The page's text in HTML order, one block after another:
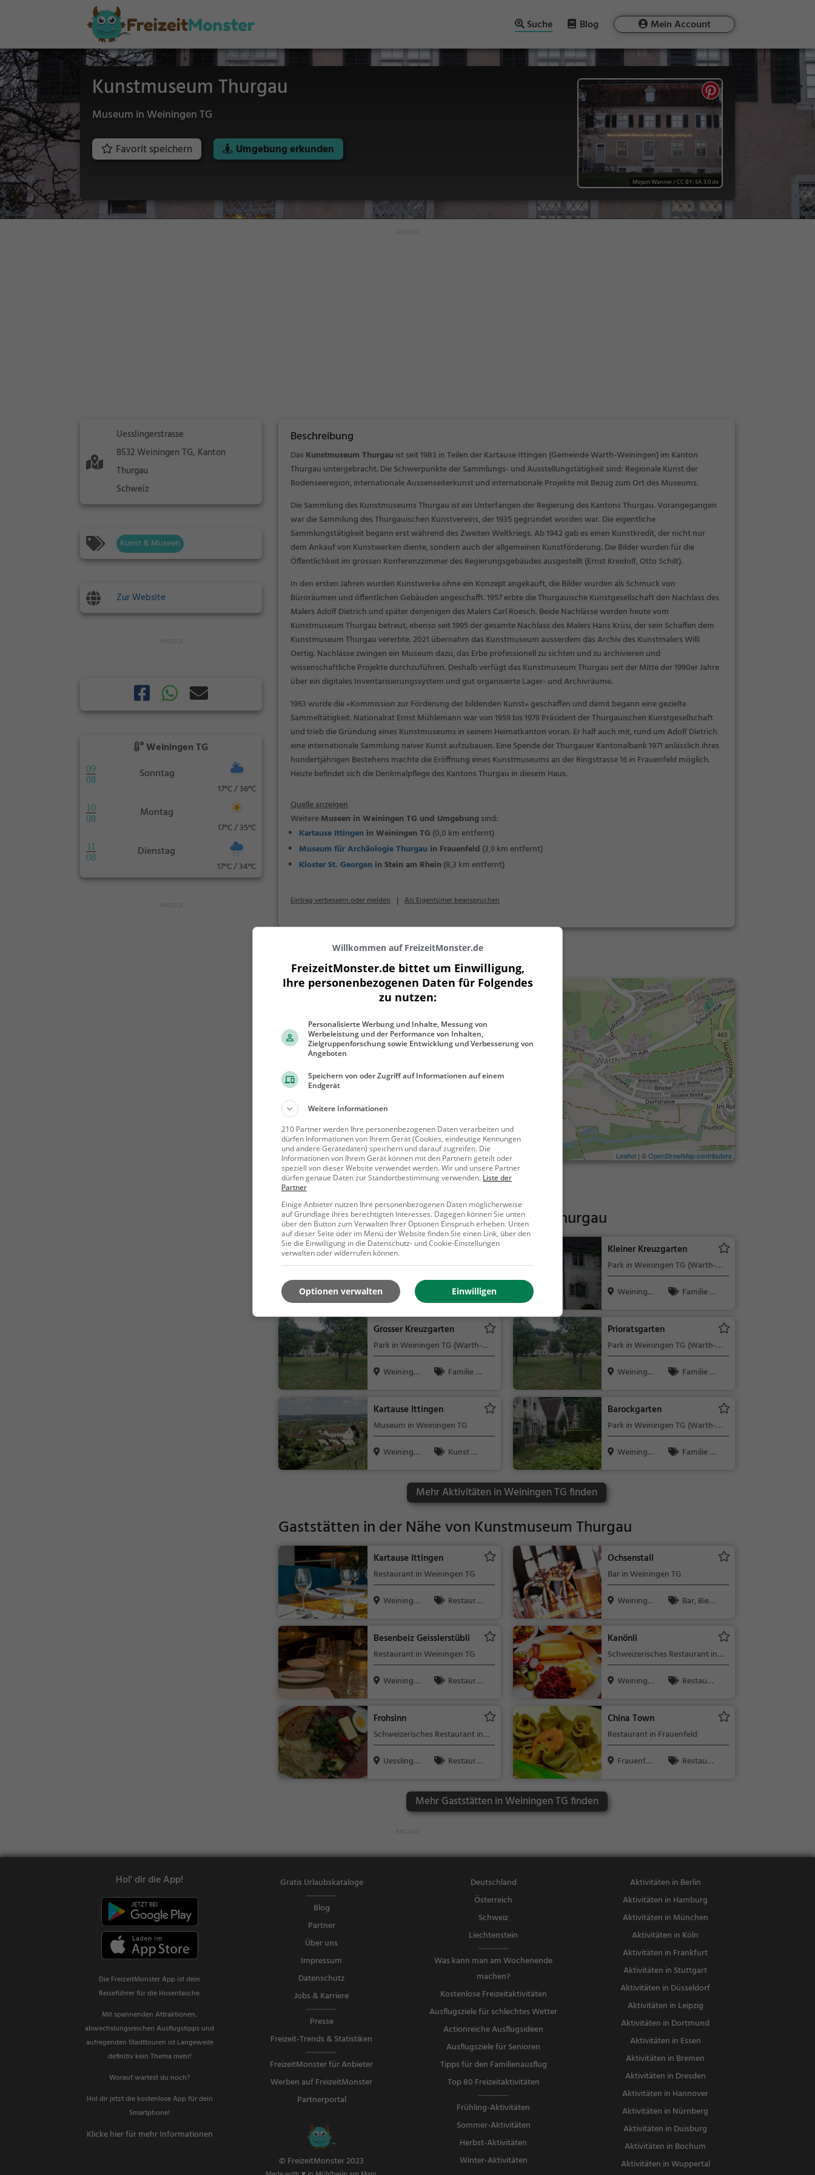
Suche Blog Mein Account
Kunstmuseum Thurgau
Museum in Weiningen TG
Favorit speichern Umgebung erkunden
Mirjam Wanner/CC BY-SA 3.0 de
Uesslingerstrasse
8532 Weiningen TG, Kanton
Thurgau
Schweiz
Kunst & Museen
Zur Website
Weiningen TG
09
08
Sonntag
17°C / 36°C
10
08
Montag
17°C / 35°C
11
08
Dienstag
17°C / 34°C
Beschreibung
Das Kunstmuseum Thurgau ist seit 1983 in Teilen der Kartause Ittingen (Gemeinde Warth-Weiningen) im Kanton
Thurgau untergebracht. Die Schwerpunkte der Sammlungs- und Ausstellungstätigkeit sind: Regionale Kunst der
Bodenseeregion, internationale Aussenseiterkunst und internationale Projekte mit Bezug zum Ort des Museums.
Die Sammlung des Kunstmuseums Thurgau ist ein Unterfangen der Regierung des Kantons Thurgau. Vorangegangen
war die Sammlung des Thurgauischen Kunstvereins, der 1935 gegründet worden war. Die eigentliche
Sammlungstätigkeit begann erst während des Zweiten Weltkriegs. Ab 1942 gab es einen Kunstkredit, der nicht nur
dem Ankauf von Kunstwerken diente, sondern auch der allgemeinen Kunstförderung. Die Bilder wurden für die
Öffentlichkeit im grossen Konferenzzimmer des Regierungsgebäudes ausgestellt (Ernst Kreidolf, Otto Schilt).
In den ersten Jahren wurden Kunstwerke ohne ein Konzept angekauft, die Bilder wurden als Schmuck von
Büroräumen und öffentlichen Gebäuden angeschafft. 1957 erbte die Thurgauische Kunstgesellschaft den Nachlass des
Malers Adolf Dietrich und später denjenigen des Malers Carl Roesch. Beide Nachlässe werden heute vom
Kunstmuseum Thurgau betreut, ebenso seit 1995 der gesamte Nachlass des Malers Hans Krüsi, der sein Schaffen dem
Kunstmuseum Thurgau vererbte. 2021 übernahm das Kunstmuseum ausserdem das Archiv des Kunstmalers Willi
Oertig. Nachlässe zwingen ein Museum dazu, das Erbe professionell zu sichten und zu archivieren und
wissenschaftliche Projekte durchzuführen. Deshalb verfügt das Kunstmuseum Thurgau seit der Mitte der 1990er Jahre
über ein digitales Inventarisierungssystem und gut organisierte Lager- und Archivräume.
1963 wurde die «Kommission zur Förderung der bildenden Kunst» geschaffen und damit begann eine gezielte
Sammeltätigkeit. Nationalrat Ernst Mühlemann war von 1959 bis 1979 Präsident der Thurgauischen Kunstgesellschaft
und trieb die Gründung eines Kunstmuseums in seinem Heimatkanton voran. Er half auch mit, rund um Adolf Dietrich
eine internationale Sammlung naiver Kunst aufzubauen. Eine Spende der Thurgauer Kantonalbank 1971 anlässlich ihres
hundertjährigen Bestehens machte die Eröffnung eines Kunstmuseums an der Ringstrasse 16 in Frauenfeld möglich.
Heute befindet sich die Denkmalpflege des Kantons Thurgau in diesem Haus.
Quelle anzeigen
WeitereMuseen in Weiningen TG und Umgebungsind:
Kartause Ittingen in Weiningen TG (0,0 km entfernt)
Museum für Archäologie Thurgau in Frauenfeld (3,9 km entfernt)
Kloster St. Georgen in Stein am Rhein (8,3 km entfernt)
Eintrag verbessern oder melden | Als Eigentümer beanspruchen
300 m
1000 ft
Leaflet | ©OpenStreetMap contributors
Ähnliche Aktivitäten wieKunstmuseum Thurgau
Kloster Weiningen TG
Kloster in Weiningen TG
Weininge
n TG, Schwe
i...
Familie &
Kinder, Sehe
nswürdigkeit
Kleiner Kreuzgarten
Park in Weiningen TG (Warth-
Weiningen)
Weininge
Familie &
Grosser Kreuzgarten
Park in Weiningen TG (Warth-
Weiningen)
Weininge
Familie &
Prioratsgarten
Park in Weiningen TG (Warth-
Weiningen)
Weininge
Familie &
Kartause Ittingen
Museum in Weiningen TG
Weininge
Kunst &
Barockgarten
Park in Weiningen TG (Warth-
Weiningen)
Weininge
Familie &
Mehr Aktivitäten in Weiningen TG finden
Gaststätten in der Nähe von Kunstmuseum Thurgau
Kartause Ittingen
Restaurant in Weiningen TG
Weininge
Restaura
en
Ochsenstall
Bar in Weiningen TG
Weininge
Bar, Bier,
Besenbeiz Geisslerstübli
Restaurant in Weiningen TG
Weininge
Restaura
Kanönli
Schweizerisches Restaurant in
Weiningen TG
Weininge
Restaura
agessen, Abe
Frohsinn
Schweizerisches Restaurant in
Uesslingen
Uesslinge
Restaura
isch, Regiona
lküche, Mitta
gessen, Aben
China Town
Restaurant in Frauenfeld
Frauenfel
Restaura
Mehr Gaststätten in Weiningen TG finden
Hol' dir die App!
Die FreizeitMonster App ist dein
Reiseführer für die Hosentasche.
Mit spannenden Attraktionen,
abwechslungsreichen Ausflugstipps und
aufregenden Stadttouren ist Langeweile
definitiv kein Thema mehr!
Worauf wartest du noch?
Hol dir jetzt die kostenlose App für dein
Smartphone!
Klicke hier für mehr Informationen
Gratis Urlaubskataloge
Blog
Partner
Über uns
Impressum
Datenschutz
Jobs & Karriere
Presse
Freizeit-Trends & Statistiken
FreizeitMonster für Anbieter
Werben auf FreizeitMonster
Partnerportal
© FreizeitMonster 2023
Deutschland
Österreich
Schweiz
Liechtenstein
Was kann man am Wochenende
machen?
Kostenlose Freizeitaktivitäten
Ausflugsziele für schlechtes Wetter
Actionreiche Ausflugsideen
Ausflugsziele für Senioren
Tipps für den Familienausflug
Top 80 Freizeitaktivitäten
Frühling-Aktivitäten
Sommer-Aktivitäten
Herbst-Aktivitäten
Winter-Aktivitäten
Aktivitäten in Berlin
Aktivitäten in Hamburg
Aktivitäten in München
Aktivitäten in Köln
Aktivitäten in Frankfurt
Aktivitäten in Stuttgart
Aktivitäten in Düsseldorf
Aktivitäten in Leipzig
Aktivitäten in Dortmund
Aktivitäten in Essen
Aktivitäten in Bremen
Aktivitäten in Dresden
Aktivitäten in Hannover
Aktivitäten in Nürnberg
Aktivitäten in Duisburg
Aktivitäten in Bochum
Aktivitäten in Wuppertal
Willkommen auf FreizeitMonster.de
FreizeitMonster.de bittet um Einwilligung,
Ihre personenbezogenen Daten für Folgendes
zu nutzen:
Personalisierte Werbung und Inhalte, Messung von
Werbeleistung und der Performance von Inhalten,
Zielgruppenforschung sowie Entwicklung und Verbesserung von
Angeboten
Speichern von oder Zugriff auf Informationen auf einem
Endgerät
Weitere Informationen
210 Partner werden Ihre personenbezogenen Daten verarbeiten und
dürfen Informationen von Ihrem Gerät (Cookies, eindeutige Kennungen
und andere Gerätedaten) speichern und darauf zugreifen. Die
Informationen von Ihrem Gerät können mit den Partnern geteilt oder
speziell von dieser Website verwendet werden. Wir und unsere Partner
dürfen genaue Daten zur Standortbestimmung verwenden. Liste der
Partner
Einige Anbieter nutzen Ihre personenbezogenen Daten möglicherweise
auf Grundlage ihres berechtigten Interesses. Dagegen können Sie unten
über den Button zum Verwalten Ihrer Optionen Einspruch erheben. Unten
auf dieser Seite oder im Menü der Website finden Sie einen Link, über den
Sie die Einwilligung in die Datenschutz- und Cookie-Einstellungen
verwalten oder widerrufen können.
Einwilligen
Optionen verwalten